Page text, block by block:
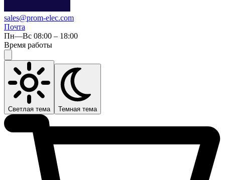
sales@prom-elec.com
Почта
Пн—Вс 08:00 – 18:00
Время работы
Светлая тема Темная тема